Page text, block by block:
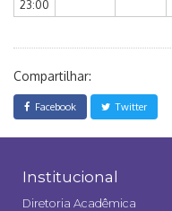
23:00
Compartilhar:
Facebook Twitter
Institucional
Diretoria Acadêmica